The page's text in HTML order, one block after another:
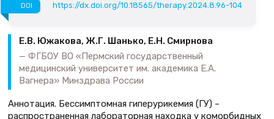
DOI https://dx.doi.org/10.18565/therapy.2024.8.96-104
Е.В. Южакова, Ж.Г. Шанько, Е.Н. Смирнова
ФГБОУ ВО «Пермский государственный
медицинский университет им. академика Е.А.
Вагнера» Минздрава России
Аннотация. Бессимптомная гиперурикемия (ГУ) –
распространенная лабораторная находка у коморбидных